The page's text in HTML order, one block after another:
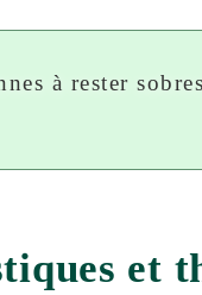
à rester
et